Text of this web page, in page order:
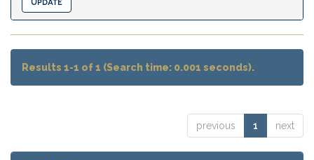
Results 1-1 of 1 (Search time: 0.001 seconds).
previous 1 next